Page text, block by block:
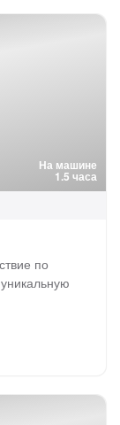
На машине
1.5 часа
по